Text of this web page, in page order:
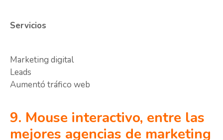
Servicios
Marketing digital
Leads
Aumentó tráfico web
9. Mouse interactivo, entre las
mejores agencias de marketing